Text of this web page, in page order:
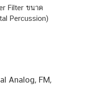
Filter ขนาด
Percussion)
Analog, FM,